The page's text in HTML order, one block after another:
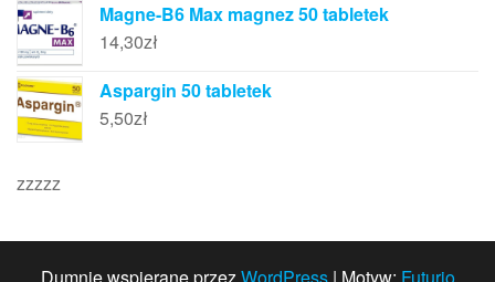
Magne-B6 Max magnez 50 tabletek
14,30zł
Aspargin 50 tabletek
5,50zł
zzzzz